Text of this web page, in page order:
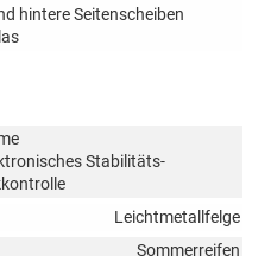
hintere Seitenscheiben
Stabilitäts-
Leichtmetallfelge
Sommerreifen